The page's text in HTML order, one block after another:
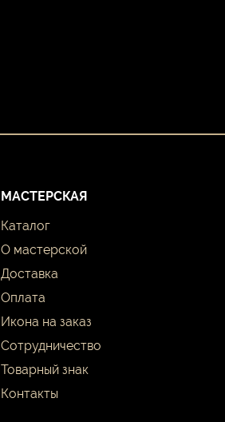
МАСТЕРСКАЯ
Каталог
О мастерской
Доставка
Оплата
Икона на заказ
Сотрудничество
Товарный знак
Контакты